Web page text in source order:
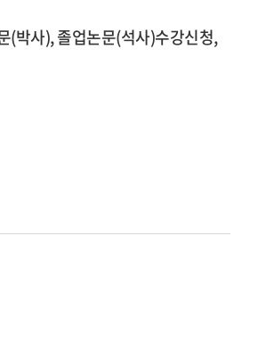
(박사), 졸업논문(석사)수강신청,